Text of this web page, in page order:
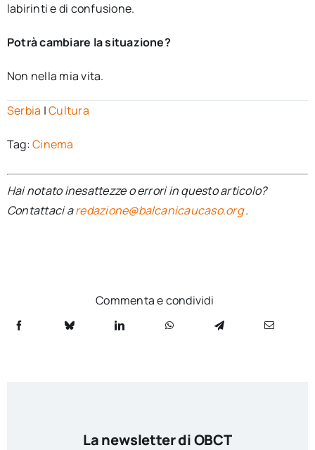
labirinti e di confusione.
Potrà cambiare la situazione?
Non nella mia vita.
Serbia |Cultura
Tag:Cinema
Hai notato inesattezze o errori in questo articolo?
Contattaci aredazione@balcanicaucaso.org.
Commenta e condividi
La newsletter di OBCT